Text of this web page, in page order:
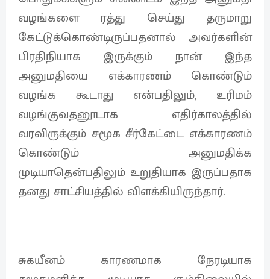
வழங்களை ரத்து செய்து தருமாறு
கேட்டுக்கொண்டிருப்பதனால் அவர்களின்
பிரதிநியாக இருக்கும் நான் இந்த
அனுமதியை எக்காரணம் கொண்டும்
வழங்க கூடாது என்பதிலும், உரிமம்
வழங்குவதனூடாக எதிர்காலத்தில்
வரவிருக்கும் சமூக சீர்கேட்டை எக்காரணம்
கொண்டும் அனுமதிக்க
முடியாதென்பதிலும் உறுதியாக இருப்பதாக
தனது சாட்சியத்தில் விளக்கியிருந்தார்.
சுகயீனம் காரணமாக நேரடியாக